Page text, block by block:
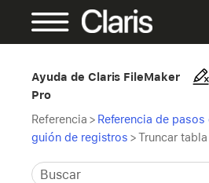
Ayuda de Claris FileMaker
Pro
Referencia > Referencia de
guión de registros >Truncar tabla